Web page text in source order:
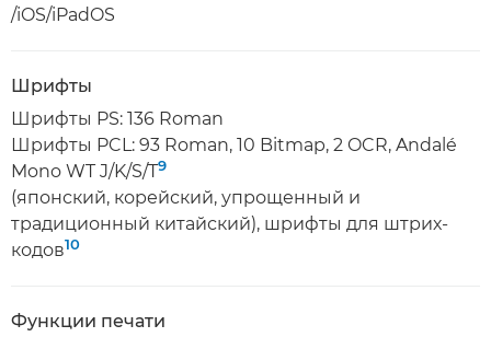
/iOS/iPadOS
Шрифты
Шрифты PS: 136 Roman
Шрифты PCL: 93 Roman, 10 Bitmap, 2 OCR, Andalé
Mono WT J/K/S/T9
(японский, корейский, упрощенный и
традиционный китайский), шрифты для штрих-
кодов10
Функции печати